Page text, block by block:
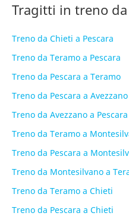
Tragitti in treno
Treno da Chieti a Pescara
Treno da Teramo a Pescara
Treno da Pescara a Teramo
Treno da Pescara a Avezzano
Treno da Avezzano a Pescara
Treno da Teramo a
Treno da Pescara a
Treno da Montesilvano a
Treno da Teramo a Chieti
Treno da Pescara a Chieti